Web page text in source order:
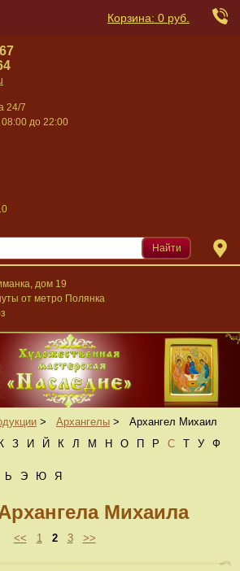
Корзина: 0 руб.
дом 19
от метро Полянка
24/7
08:00 до 22:00
Найти
> Архангелы >
Архангел Михаил
З И Й К Л М Н О П Р С Т У Ф
Ь Э Ю Я
Михаила
<< 1 2 3
>>